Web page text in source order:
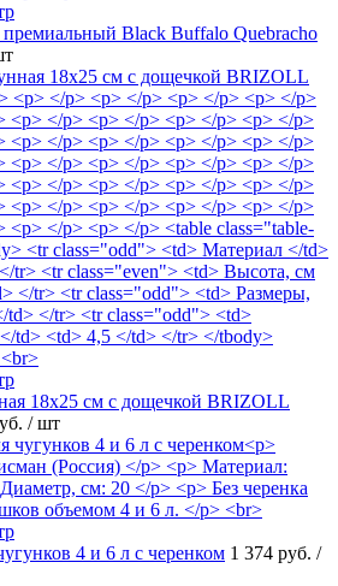
Black Buffalo Quebracho
18х25 см с дощечкой BRIZOLL
/ шт
4 и 6 л с черенком 1 374 руб. /